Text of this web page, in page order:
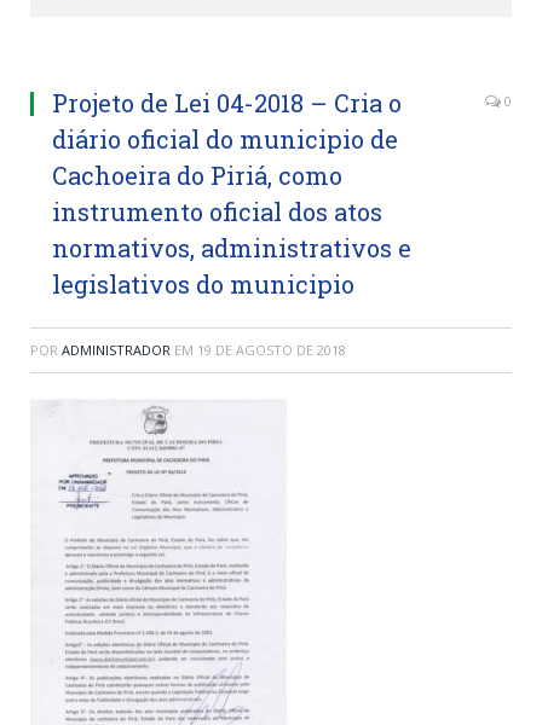
Projeto de Lei 04-2018 – Cria o
diário oficial do municipio de
Cachoeira do Piriá, como
instrumento oficial dos atos
normativos, administrativos e
legislativos do municipio
0
POR ADMINISTRADOR EM 19 DE AGOSTO DE 2018